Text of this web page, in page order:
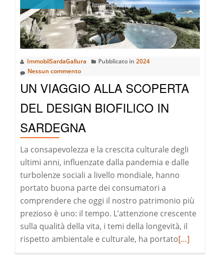
DI
SARDEGNA
ImmobilSardaGallura Pubblicato in 2024
Nessun commento
UN VIAGGIO ALLA SCOPERTA
DEL DESIGN BIOFILICO IN
SARDEGNA
La consapevolezza e la crescita culturale degli
ultimi anni, influenzate dalla pandemia e dalle
turbolenze sociali a livello mondiale, hanno
portato buona parte dei consumatori a
comprendere che oggi il nostro patrimonio più
prezioso è uno: il tempo. L’attenzione crescente
sulla qualità della vita, i temi della longevità, il
rispetto ambientale e culturale, ha portatoLeggi
[…]